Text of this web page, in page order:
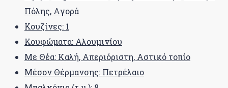
Πόλης, Aγορά
Κουζίνες: 1
Κουφώματα: Αλουμινίου
Με Θέα: Καλή, Απεριόριστη, Αστικό τοπίο
Μέσον Θέρμανσης: Πετρέλαιο